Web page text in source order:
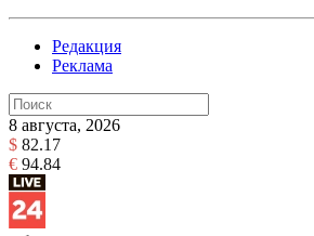
Редакция
Реклама
8 августа, 2026
$ 82.17
€ 94.84